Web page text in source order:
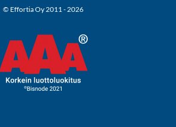
© Effortia Oy 2011 - 2026